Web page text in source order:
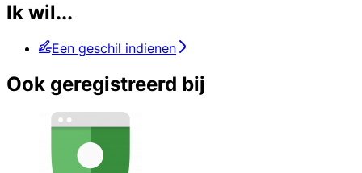
Ik wil...
Een geschil indienen
Ook geregistreerd bij